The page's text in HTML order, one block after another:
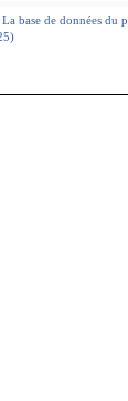
base de données du